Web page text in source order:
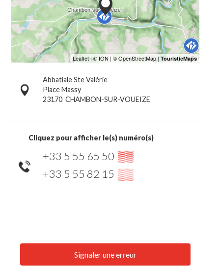
Abbatiale Ste Valérie
Place Massy
23170 CHAMBON-SUR-VOUEIZE
Cliquez pour afficher le(s) numéro(s)
+33 5 55 65 50 ▒▒
+33 5 55 82 15 ▒▒
Signaler une erreur